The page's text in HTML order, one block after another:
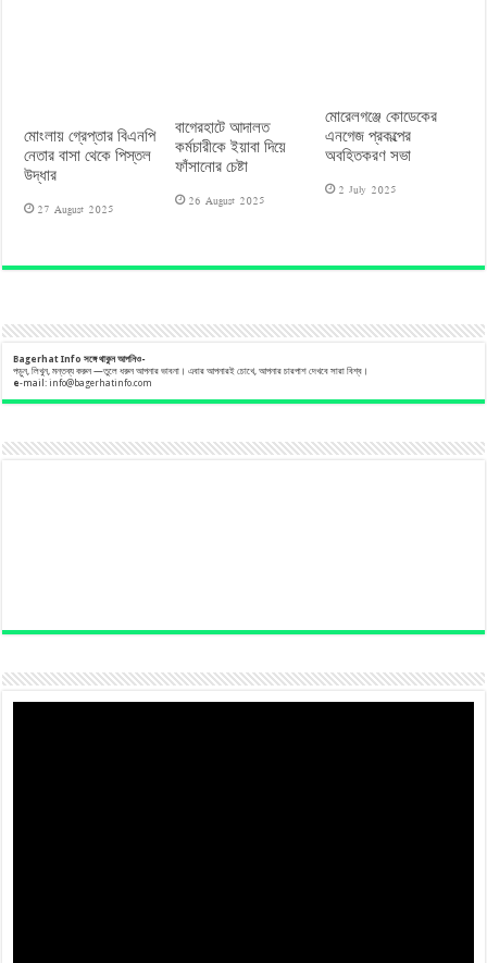
মোংলায় গ্রেপ্তার বিএনপি
নেতার বাসা থেকে পিস্তল
উদ্ধার
27 August 2025
বাগেরহাটে আদালত
কর্মচারীকে ইয়াবা দিয়ে
ফাঁসানোর চেষ্টা
26 August 2025
মোরেলগঞ্জে কোডেকের
এনগেজ প্রকল্পের
অবহিতকরণ সভা
2 July 2025
Bagerhat Info সঙ্গেথাকুনআপনিও-
পড়ুন, লিখুন, মন্তব্য করুন —তুলে ধরুন আপনার ভাবনা। এবার আপনারই চোখে, আপনার চারপাশ দেখবে সারা বিশ্ব।
e-mail:info@bagerhatinfo.com